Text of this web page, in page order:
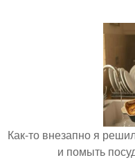
Как-то внезапно я
и помыть